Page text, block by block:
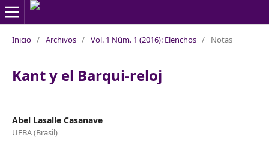
Inicio / Archivos / Vol. 1 Núm. 1 (2016): Elenchos / Notas
Kant y el Barqui-reloj
Abel Lasalle Casanave
UFBA (Brasil)